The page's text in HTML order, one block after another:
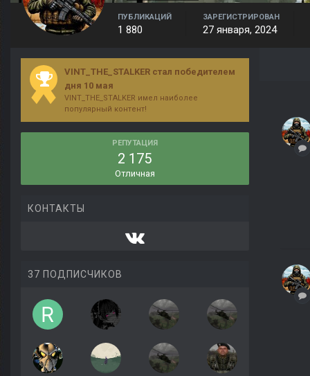
ПУБЛИКАЦИЙ
1 880
ЗАРЕГИСТРИРОВАН
27 января, 2024
VINT_THE_STALKER стал победителем
дня 10 мая
VINT_THE_STALKER имел наиболее
популярный контент!
РЕПУТАЦИЯ
2 175
Отличная
КОНТАКТЫ
37 ПОДПИСЧИКОВ